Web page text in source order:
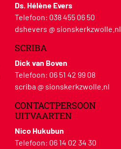
Ds. Hélène Evers
Telefoon: 038 455 06 50
dshevers @ sionskerkzwolle.nl
SCRIBA
Dick van Boven
Telefoon: 06 51 42 99 08
scriba @ sionskerkzwolle.nl
CONTACTPERSOON
UITVAARTEN
Nico Hukubun
Telefoon: 06 14 02 34 30